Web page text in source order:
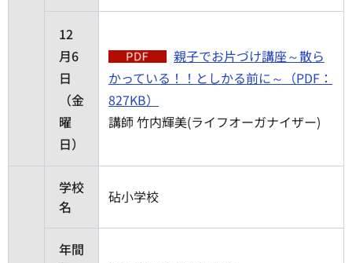
12
月6
日
（金
曜
日）
親子でお片づけ講座～散ら
かっている！！としかる前に～（PDF：
827KB）
講師 竹内輝美(ライフオーガナイザー)
学校
名
砧小学校
年間